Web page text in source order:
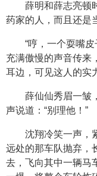
薛明和薛志亮顿
药家的人，而且还是
“哼，一个耍嘴
充满傲慢的声音传来
耳边，可见这人的实
薛仙仙秀眉一皱
声说道：“别理他！”
沈翔冷笑一声，
远处的那车队抛弃，
去，飞向其中一辆马